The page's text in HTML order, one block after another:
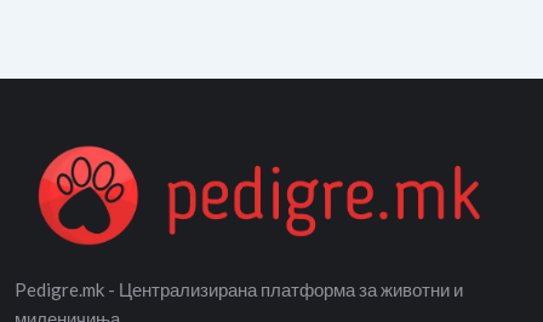
Pedigre.mk - Централизирана платформа за животни и